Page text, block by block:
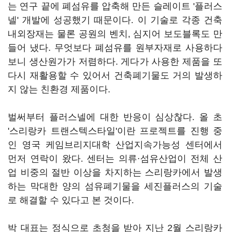
는 연구 끝에 폐섬유를 압축해 만든 슬레이트 '플러스
넬' 개발에 성공했기 때문이다. 이 기술로 각종 건축
내외장재는 물론 공원의 벤치, 심지어 보도블록도 만
들어 냈다. 무엇보다 폐섬유를 원부자재로 사용하다
보니 생산원가가 저렴하다. 게다가 사용한 제품을 또
다시 재활용할 수 있어서 건축폐기물도 거의 발생하
지 않는 친환경 제품이다.
벌써부터 플러스넬에 대한 반응이 심상찮다. 올 초
'스리랑카 트랜스텍스타일'이란 프로젝트를 진행 중
인 영국 케임브리지대학 산업지속가능성 센터에서
먼저 연락이 왔다. 센터는 의류·섬유산업이 전체 산
업 비중의 절반 이상을 차지하는 스리랑카에서 발생
하는 막대한 양의 섬유폐기물을 세진플러스의 기술
로 해결할 수 있다고 본 것이다.
박 대표는 정식으로 초청을 받아 지난 2월 스리랑카